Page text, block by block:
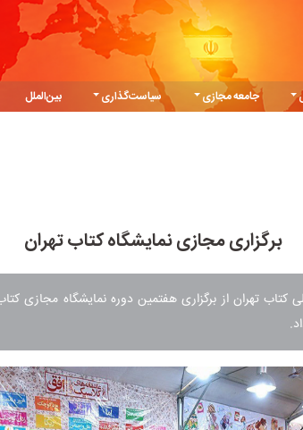
جامعه مجازی سیاست‌گذاری بین‌الملل
برگزاری مجازی نمایشگاه کتاب تهران
کتاب تهران از برگزاری هفتمین دوره نمایشگاه مجازی